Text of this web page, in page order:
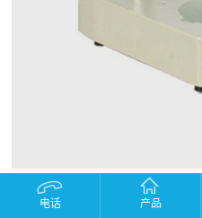
产品描述：
电话 产品